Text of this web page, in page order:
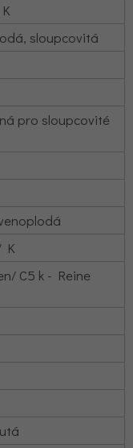
sloupcovitá
pro sloupcovité
K
C5 k - Reine